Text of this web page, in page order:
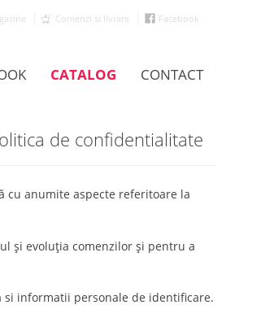
Comenzi si livrare Facebook
CATALOG CONTACT
de confidentialitate
cu anumite aspecte referitoare la
şi evoluţia comenzilor şi pentru a
informatii personale de identificare.